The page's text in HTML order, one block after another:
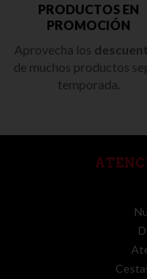
PRODUCTOS EN
PROMOCIÓN
Aprovecha los
de muchos productos
temporada.